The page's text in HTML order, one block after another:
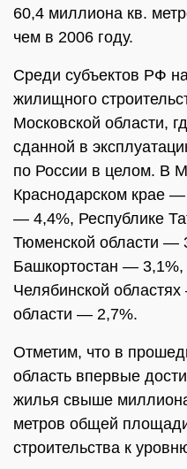
60,4 миллиона кв.
чем в 2006 году.
Среди субъектов РФ
жилищного
Московской области,
сданной в
по России в целом. В
Краснодарском крае
— 4,4%, Республике
Тюменской области —
Башкортостан — 3,1%,
Челябинской
области — 2,7%.
Отметим, что в
область впервые
жилья свыше
метров общей
строительства к